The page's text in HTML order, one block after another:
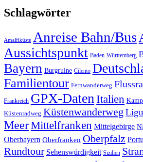
Schlagwörter
Amalfiküste Anreise Bahn/Bus
Aussichtspunkt Baden-Württemberg
Bayern Burgruine Cilento
Familientour Fernwanderweg
Frankreich GPX-Daten Italien
Küstenradweg Küstenwanderweg
MeerMittelfranken Mittelgebirge
Oberbayern Oberfranken Oberpfalz
Rundtour Sehenswürdigkeit Sizilien